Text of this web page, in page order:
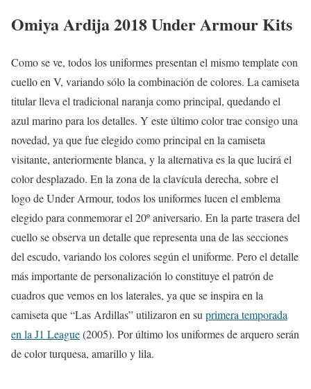
Omiya Ardija 2018 Under Armour Kits
Como se ve, todos los uniformes presentan el mismo template con
cuello en V, variando sólo la combinación de colores. La camiseta
titular lleva el tradicional naranja como principal, quedando el
azul marino para los detalles. Y este último color trae consigo una
novedad, ya que fue elegido como principal en la camiseta
visitante, anteriormente blanca, y la alternativa es la que lucirá el
color desplazado. En la zona de la clavícula derecha, sobre el
logo de Under Armour, todos los uniformes lucen el emblema
elegido para conmemorar el 20º aniversario. En la parte trasera del
cuello se observa un detalle que representa una de las secciones
del escudo, variando los colores según el uniforme. Pero el detalle
más importante de personalización lo constituye el patrón de
cuadros que vemos en los laterales, ya que se inspira en la
camiseta que “Las Ardillas” utilizaron en su primera temporada
en la J1 League(2005). Por último los uniformes de arquero serán
de color turquesa, amarillo y lila.